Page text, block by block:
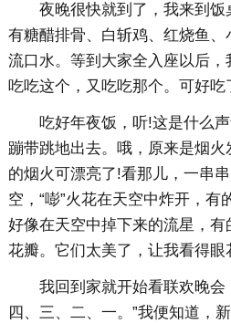
夜晚很快就到了，我来到饭
有糖醋排骨、白斩鸡、红烧鱼
流口水。等到大家全入座以后
吃吃这个，又吃吃那个。可好吃
吃好年夜饭，听!这是什么
蹦带跳地出去。哦，原来是烟
的烟火可漂亮了!看那儿，一串
空，“嘭”火花在天空中炸开，有
好像在天空中掉下来的流星，
花瓣。它们太美了，让我看得
我回到家就开始看联欢晚会
四、三、二、一。”我便知道，